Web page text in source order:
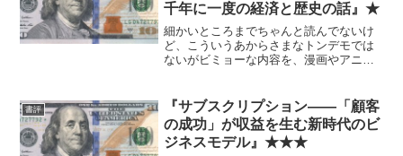
千年に一度の経済と歴史の話』★
細かいところまでちゃんと読んでないけ
ど、こういうあからさまなトンデモでは
ないがビミョーな内容を、漫画やアニメ
けど。 正しい部分もないではないが、
それは当たり前の知識の部分...
書評
『サブスクリプション――「顧客
の成功」が収益を生む新時代のビ
ジネスモデル』★★★